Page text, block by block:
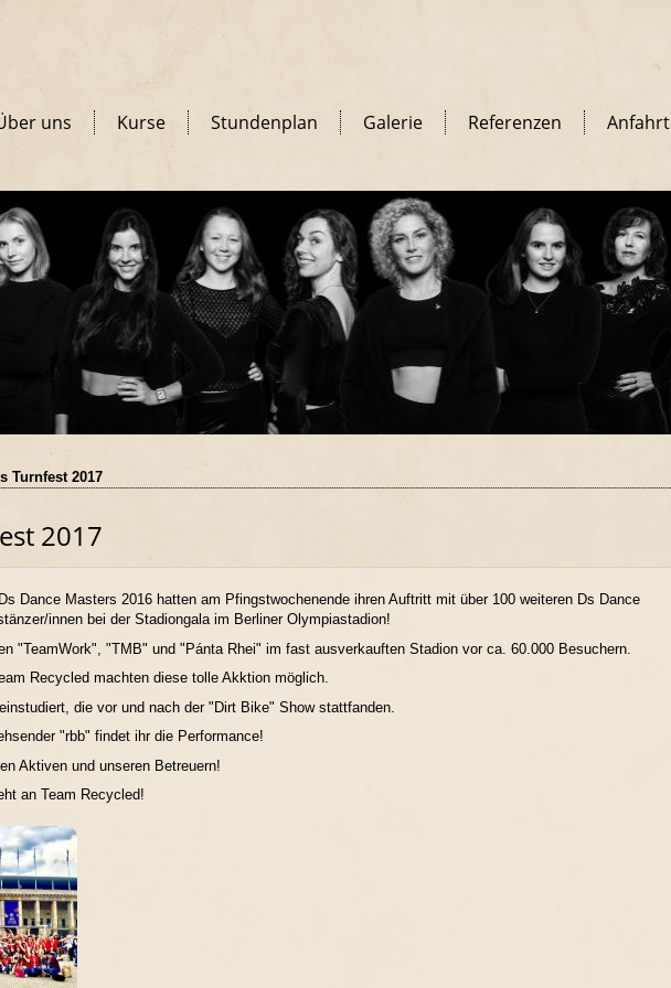
uns Kurse Stundenplan Galerie Referenzen Anfahrt
Turnfest 2017
2017
Dance Masters 2016 hatten am Pfingstwochenende ihren Auftritt mit über 100 weiteren Ds Dance
innen bei der Stadiongala im Berliner Olympiastadion!
"TeamWork", "TMB" und "Pánta Rhei" im fast ausverkauften Stadion vor ca. 60.000 Besuchern.
Recycled machten diese tolle Akktion möglich.
die vor und nach der "Dirt Bike" Show stattfanden.
"rbb" findet ihr die Performance!
Aktiven und unseren Betreuern!
an Team Recycled!